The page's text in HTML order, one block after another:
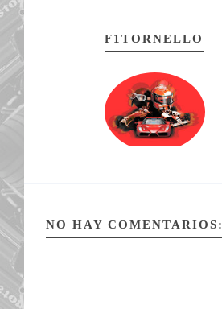
F1TORNELLO
NO HAY COMENTARIOS: